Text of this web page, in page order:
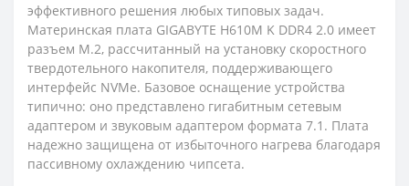
эффективного решения любых типовых задач.
Материнская плата GIGABYTE H610M K DDR4 2.0 имеет
разъем M.2, рассчитанный на установку скоростного
твердотельного накопителя, поддерживающего
интерфейс NVMe. Базовое оснащение устройства
типично: оно представлено гигабитным сетевым
адаптером и звуковым адаптером формата 7.1. Плата
надежно защищена от избыточного нагрева благодаря
пассивному охлаждению чипсета.